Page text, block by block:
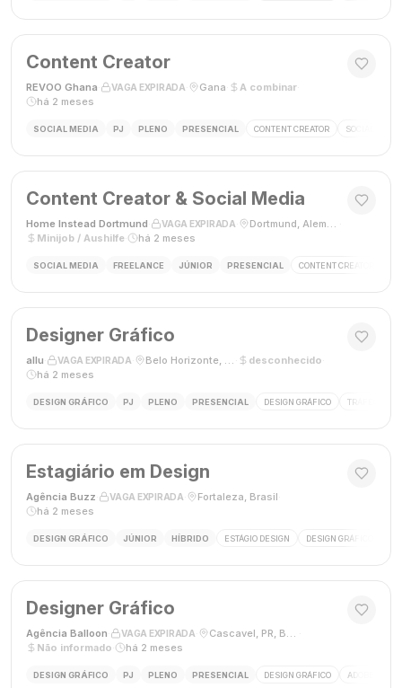
Content Creator
REVOO Ghana VAGA EXPIRADA Gana A combinar·
há 2 meses
SOCIAL MEDIA PJ PLENO PRESENCIAL CONTENT CREATOR SOCIAL MEDIA
Content Creator & Social Media
Home Instead Dortmund VAGA EXPIRADA Dortmund, Alemanha
Minijob / Aushilfe
há 2 meses
SOCIAL MEDIA FREELANCE JÚNIOR PRESENCIAL CONTENT CREATOR
Designer Gráfico
allu VAGA EXPIRADA Belo Horizonte, MG, Brasil desconhecido
há 2 meses
DESIGN GRÁFICO PJ PLENO PRESENCIAL DESIGN GRÁFICO TRÁFEGO
Estagiário em Design
Agência Buzz VAGA EXPIRADA Fortaleza, Brasil
há 2 meses
DESIGN GRÁFICO JÚNIOR HÍBRIDO ESTÁGIO DESIGN DESIGN GRÁFICO
Designer Gráfico
Agência Balloon VAGA EXPIRADA Cascavel, PR, Brasil
Não informado
há 2 meses
DESIGN GRÁFICO PJ PLENO PRESENCIAL DESIGN GRÁFICO ADOBE